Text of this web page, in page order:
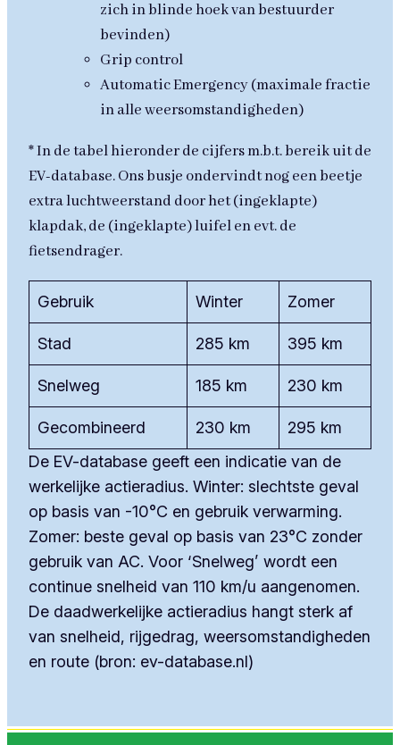
zich in blinde hoek van bestuurder
bevinden)
Grip control
Automatic Emergency (maximale fractie
in alle weersomstandigheden)
* In de tabel hieronder de cijfers m.b.t. bereik uit de
EV-database. Ons busje ondervindt nog een beetje
extra luchtweerstand door het (ingeklapte)
klapdak, de (ingeklapte) luifel en evt. de
fietsendrager.
Gebruik Winter Zomer
Stad 285 km 395 km
Snelweg 185 km 230 km
Gecombineerd 230 km
295 km
De EV-database geeft een indicatie van de
werkelijke actieradius. Winter: slechtste geval
op basis van -10°C en gebruik verwarming.
Zomer: beste geval op basis van 23°C zonder
gebruik van AC. Voor ‘Snelweg’ wordt een
continue snelheid van 110 km/u aangenomen.
De daadwerkelijke actieradius hangt sterk af
van snelheid, rijgedrag, weersomstandigheden
en route (bron: ev-database.nl)